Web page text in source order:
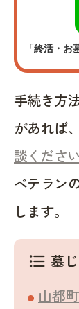
「終活・お
手続き方
があれば、
談ください
ベテラン
します。
format_list_bulleted 墓
山都